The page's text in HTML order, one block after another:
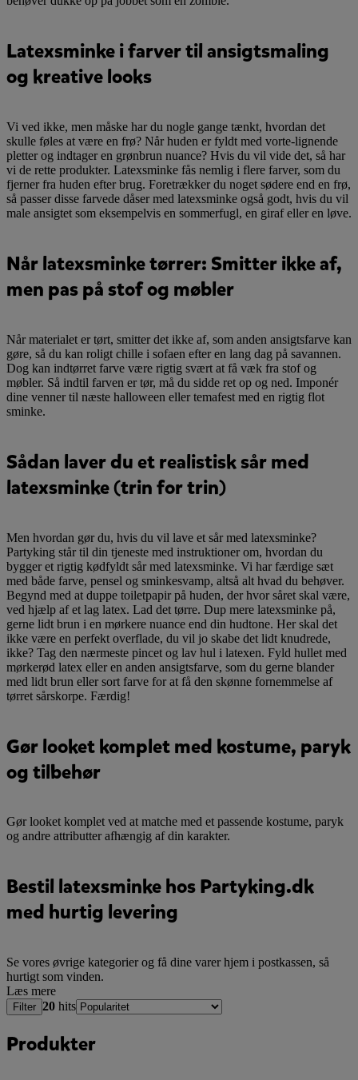
Latexsminke i farver til ansigtsmaling
og kreative looks
Vi ved ikke, men måske har du nogle gange tænkt, hvordan det
skulle føles at være en frø? Når huden er fyldt med vorte-lignende
pletter og indtager en grønbrun nuance? Hvis du vil vide det, så har
vi de rette produkter. Latexsminke fås nemlig i flere farver, som du
fjerner fra huden efter brug. Foretrækker du noget sødere end en frø,
så passer disse farvede dåser med latexsminke også godt, hvis du vil
male ansigtet som eksempelvis en sommerfugl, en giraf eller en løve.
Når latexsminke tørrer: Smitter ikke af,
men pas på stof og møbler
Når materialet er tørt, smitter det ikke af, som anden ansigtsfarve kan
gøre, så du kan roligt chille i sofaen efter en lang dag på savannen.
Dog kan indtørret farve være rigtig svært at få væk fra stof og
møbler. Så indtil farven er tør, må du sidde ret op og ned. Imponér
dine venner til næste halloween eller temafest med en rigtig flot
sminke.
Sådan laver du et realistisk sår med
latexsminke (trin for trin)
Men hvordan gør du, hvis du vil lave et sår med latexsminke?
Partyking står til din tjeneste med instruktioner om, hvordan du
bygger et rigtig kødfyldt sår med latexsminke. Vi har færdige sæt
med både farve, pensel og sminkesvamp, altså alt hvad du behøver.
Begynd med at duppe toiletpapir på huden, der hvor såret skal være,
ved hjælp af et lag latex. Lad det tørre. Dup mere latexsminke på,
gerne lidt brun i en mørkere nuance end din hudtone. Her skal det
ikke være en perfekt overflade, du vil jo skabe det lidt knudrede,
ikke? Tag den nærmeste pincet og lav hul i latexen. Fyld hullet med
mørkerød latex eller en anden ansigtsfarve, som du gerne blander
med lidt brun eller sort farve for at få den skønne fornemmelse af
tørret sårskorpe. Færdig!
Gør looket komplet med kostume, paryk
og tilbehør
Gør looket komplet ved at matche med et passende kostume, paryk
og andre attributter afhængig af din karakter.
Bestil latexsminke hos Partyking.dk
med hurtig levering
Se vores øvrige kategorier og få dine varer hjem i postkassen, så
hurtigt som vinden.
Læs mere
Filter 20 hits
Produkter